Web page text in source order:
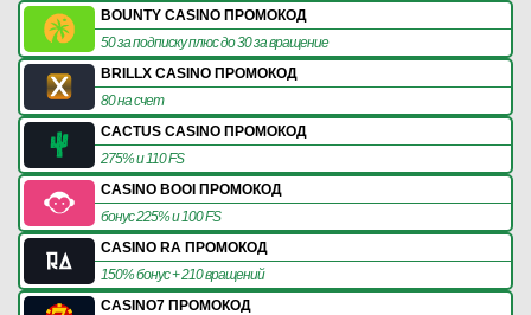
BOUNTY CASINO ПРОМОКОД
50 за подписку плюс до 30 за вращение
BRILLX CASINO ПРОМОКОД
80 на счет
CACTUS CASINO ПРОМОКОД
275% и 110 FS
CASINO BOOI ПРОМОКОД
бонус 225% и 100 FS
CASINO RA ПРОМОКОД
150% бонус + 210 вращений
CASINO7 ПРОМОКОД